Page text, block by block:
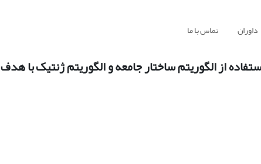
داوران تماس با ما
از الگوریتم ساختار جامعه و الگوریتم ژنتیک با هدف